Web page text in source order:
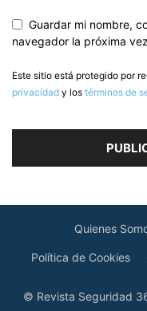
Guardar mi nombre,
navegador la próxima
Este sitio está protegido por
privacidad y los términos de
Quienes
Política de Cookies
© Revista Seguridad